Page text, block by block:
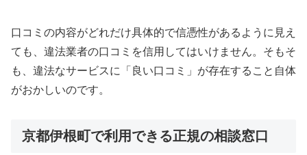
口コミの内容がどれだけ具体的で信憑性があるように見え
ても、違法業者の口コミを信用してはいけません。そもそ
も、違法なサービスに「良い口コミ」が存在すること自体
がおかしいのです。
京都伊根町で利用できる正規の相談窓口